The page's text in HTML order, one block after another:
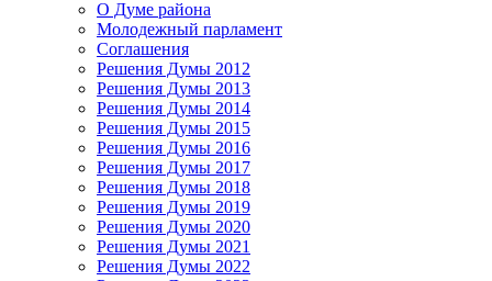
О Думе района
Молодежный парламент
Соглашения
Решения Думы 2012
Решения Думы 2013
Решения Думы 2014
Решения Думы 2015
Решения Думы 2016
Решения Думы 2017
Решения Думы 2018
Решения Думы 2019
Решения Думы 2020
Решения Думы 2021
Решения Думы 2022